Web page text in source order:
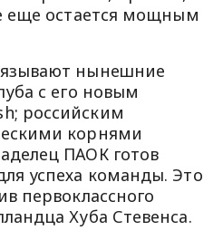
еще остается мощным
нынешние
с его новым
российским
корнями
ПАОК готов
успеха команды. Это
первоклассного
Хуба Стевенса.